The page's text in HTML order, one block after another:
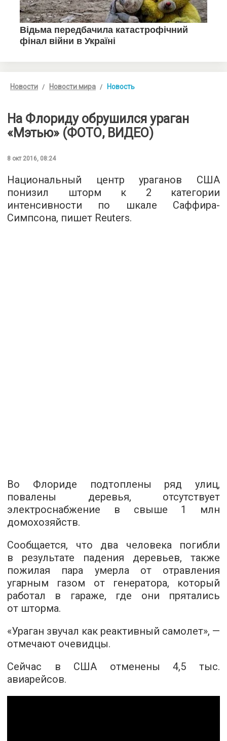
Новости Новости мира Новость
На Флориду обрушился ураган
«Мэтью» (ФОТО, ВИДЕО)
8 окт 2016, 08:24
Национальный центр ураганов США
понизил шторм к 2 категории
интенсивности по шкале Саффира-
Симпсона, пишет Reuters.
Во Флориде подтоплены ряд улиц,
повалены деревья, отсутствует
электроснабжение в свыше 1 млн
домохозяйств.
Сообщается, что два человека погибли
в результате падения деревьев, также
пожилая пара умерла от отравления
угарным газом от генератора, который
работал в гараже, где они прятались
от шторма.
«Ураган звучал как реактивный самолет», —
отмечают очевидцы.
Сейчас в США отменены 4,5 тыс.
авиарейсов.